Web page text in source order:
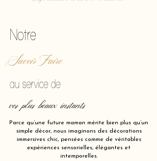
Notre
Savoir Faire
au service de
vos plus beaux instants
Parce qu’une future maman mérite bien plus qu’un
simple décor, nous imaginons des décorations
immersives chic, pensées comme de véritables
expériences sensorielles, élégantes et
intemporelles.